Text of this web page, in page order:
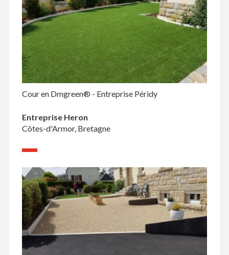
Cour en Dmgreen® - Entreprise Péridy
Entreprise Heron
Côtes-d'Armor, Bretagne